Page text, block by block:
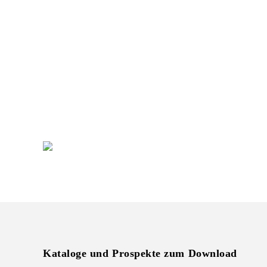
Kataloge und Prospekte zum Download